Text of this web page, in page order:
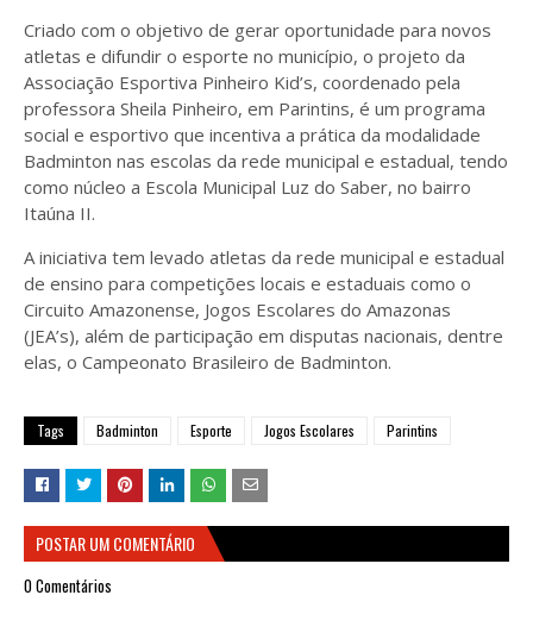
Criado com o objetivo de gerar oportunidade para novos
atletas e difundir o esporte no município, o projeto da
Associação Esportiva Pinheiro Kid’s, coordenado pela
professora Sheila Pinheiro, em Parintins, é um programa
social e esportivo que incentiva a prática da modalidade
Badminton nas escolas da rede municipal e estadual, tendo
como núcleo a Escola Municipal Luz do Saber, no bairro
Itaúna II.
A iniciativa tem levado atletas da rede municipal e estadual
de ensino para competições locais e estaduais como o
Circuito Amazonense, Jogos Escolares do Amazonas
(JEA’s), além de participação em disputas nacionais, dentre
elas, o Campeonato Brasileiro de Badminton.
Tags Badminton Esporte Jogos Escolares Parintins
POSTAR UM COMENTÁRIO
0 Comentários